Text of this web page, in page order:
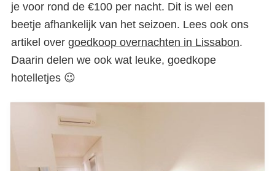
je voor rond de €100 per nacht. Dit is wel een
beetje afhankelijk van het seizoen. Lees ook ons
artikel over goedkoop overnachten in Lissabon.
Daarin delen we ook wat leuke, goedkope
hotelletjes 😉